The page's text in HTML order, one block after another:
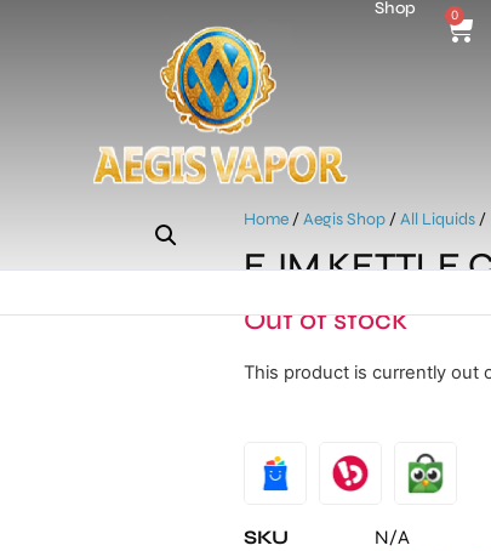
Shop 0
Home/Aegis Shop/All Liquids/
EJM KETTLE
Out of stock
This product is currently out
SKU
N/A